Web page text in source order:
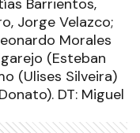
Barrientos,
Jorge Velazco;
Morales
(Esteban
(Ulises Silveira)
DT: Miguel